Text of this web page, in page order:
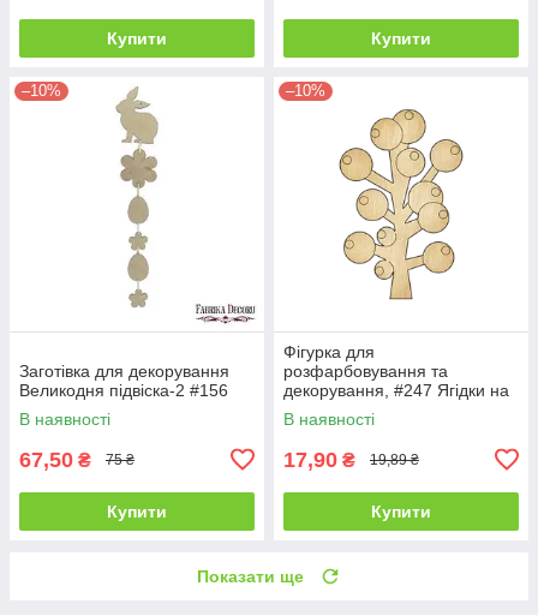
Купити Купити
–10%
Заготівка для декорування
Великодня підвіска-2 #156
В наявності
67,50 ₴ 75 ₴
Купити
–10%
Фігурка для
розфарбовування та
декорування, #247 Ягідки на
гілці — 1
В наявності
17,90 ₴ 19,89 ₴
Купити
Показати ще